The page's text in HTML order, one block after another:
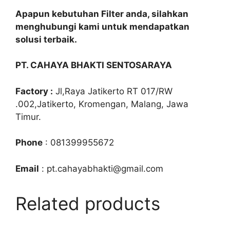
Apapun kebutuhan Filter anda, silahkan
menghubungi kami untuk mendapatkan
solusi terbaik.
PT. CAHAYA BHAKTI SENTOSARAYA
Factory : Jl,Raya Jatikerto RT 017/RW
.002,Jatikerto, Kromengan, Malang, Jawa
Timur.
Phone : 081399955672
Email : pt.cahayabhakti@gmail.com
Related products